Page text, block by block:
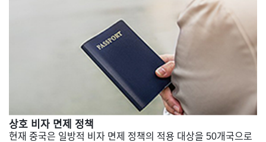
상호 비자 면제 정책
현재 중국은 일방적 비자 면제 정책의 적용 대상을 50개국으로